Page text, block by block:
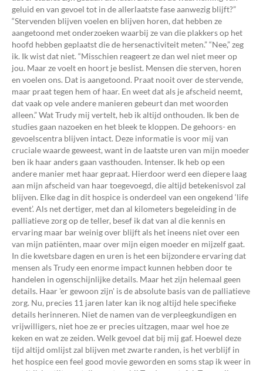
geluid en van gevoel tot in de allerlaatste fase aanwezig blijft?”
“Stervenden blijven voelen en blijven horen, dat hebben ze
aangetoond met onderzoeken waarbij ze van die plakkers op het
hoofd hebben geplaatst die de hersenactiviteit meten.” “Nee,” zeg
ik. Ik wist dat niet. “Misschien reageert ze dan wel niet meer op
jou. Maar ze voelt en hoort je beslist. Mensen die sterven, horen
en voelen ons. Dat is aangetoond. Praat nooit over de stervende,
maar praat tegen hem of haar. En weet dat als je afscheid neemt,
dat vaak op vele andere manieren gebeurt dan met woorden
alleen.” Wat Trudy mij vertelt, heb ik altijd onthouden. Ik ben de
studies gaan nazoeken en het bleek te kloppen. De gehoors- en
gevoelscentra blijven intact. Deze informatie is voor mij van
cruciale waarde geweest, want in de laatste uren van mijn moeder
ben ik haar anders gaan vasthouden. Intenser. Ik heb op een
andere manier met haar gepraat. Hierdoor werd een diepere laag
aan mijn afscheid van haar toegevoegd, die altijd betekenisvol zal
blijven. Elke dag in dit hospice is onderdeel van een ongekend ‘life
event’. Als net dertiger, met dan al kilometers begeleiding in de
palliatieve zorg op de teller, besef ik dat van al die kennis en
ervaring maar bar weinig over blijft als het ineens niet over een
van mijn patiënten, maar over mijn eigen moeder en mijzelf gaat.
In die kwetsbare dagen en uren is het een bijzondere ervaring dat
mensen als Trudy een enorme impact kunnen hebben door te
handelen in ogenschijnlijke details. Maar het zijn helemaal geen
details. Haar 'er gewoon zijn' is de absolute basis van de palliatieve
zorg. Nu, precies 11 jaren later kan ik nog altijd hele specifieke
details herinneren. Niet de namen van de verpleegkundigen en
vrijwilligers, niet hoe ze er precies uitzagen, maar wel hoe ze
keken en wat ze zeiden. Welk gevoel dat bij mij gaf. Hoewel deze
tijd altijd omlijst zal blijven met zwarte randen, is het verblijf in
het hospice een feel good movie geworden en soms stap ik weer in